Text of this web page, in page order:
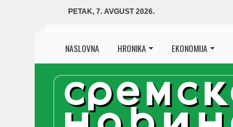
PETAK, 7. AVGUST 2026.
NASLOVNA HRONIKA EKONOMIJA